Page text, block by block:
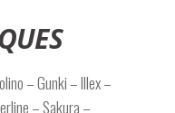
– Gunki – Illex –
– Sakura –